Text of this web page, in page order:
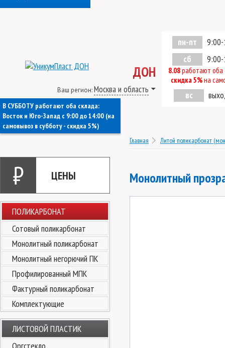
ДОН
Ваш регион:Москва и область
пн-пт
сб
8.08работают оба
скидка 5%на
вс
В СУББОТУ работают оба склада:
Восток и Юго-Запад c 9:00 до 14:00 (на
самовывоз в субботу - скидка 5%)
₽ ЦЕНЫ
ПОЛИКАРБОНАТ
Сотовый поликарбонат
Монолитный поликарбонат
Монолитный негорючий ПК
Профилированный МПК
Фактурный поликарбонат
Комплектующие
ЛИСТОВОЙ ПЛАСТИК
Главная Литой поликарбонат
Монолитный